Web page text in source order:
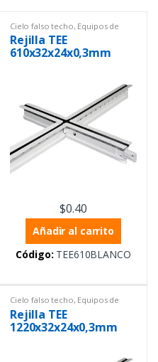
Cielo falso techo, Equipos de
Laboratorio,Materiales de
construcción
Rejilla TEE
610x32x24x0,3mm
$0.40
Añadir al carrito
Código: TEE610BLANCO
Cielo falso techo, Equipos de
Materiales de
construcción
Rejilla TEE
1220x32x24x0,3mm